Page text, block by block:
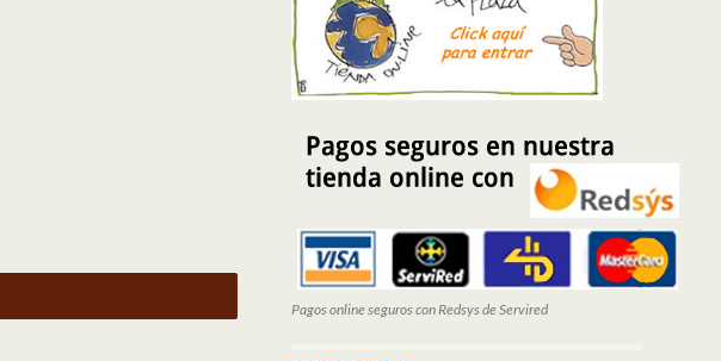
Pagos online seguros con Redsys de Servired